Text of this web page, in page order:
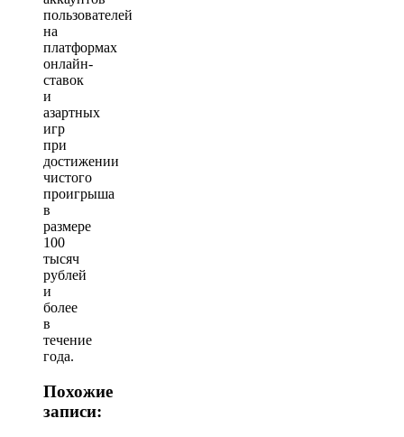
пользователей
на
платформах
онлайн-
ставок
и
азартных
игр
при
достижении
чистого
проигрыша
в
размере
100
тысяч
рублей
и
более
в
течение
года.
Похожие
записи: